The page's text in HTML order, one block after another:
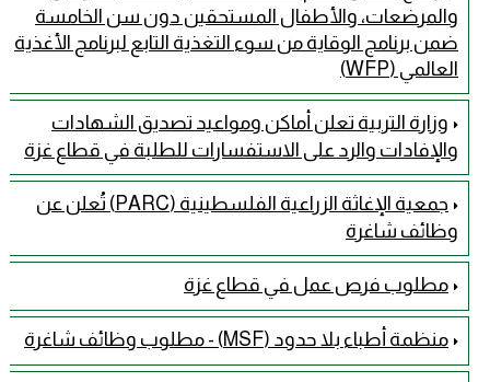
والمرضعات، والأطفال المستحقين دون سن الخامسة
ضمن برنامج الوقاية من سوء التغذية التابع لبرنامج الأغذية
العالمي (WFP)
وزارة التربية تعلن أماكن ومواعيد تصديق الشهادات
والإفادات والرد على الاستفسارات للطلبة في قطاع غزة
جمعية الإغاثة الزراعية الفلسطينية (PARC) تُعلن عن
وظائف شاغرة
مطلوب فرص عمل في قطاع غزة
منظمة أطباء بلا حدود (MSF) - مطلوب وظائف شاغرة